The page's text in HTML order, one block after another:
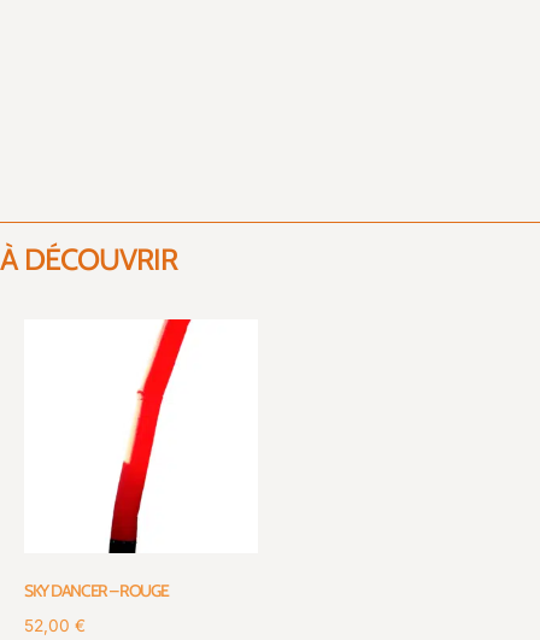
À DÉCOUVRIR
SKY DANCER – ROUGE
52,00 €